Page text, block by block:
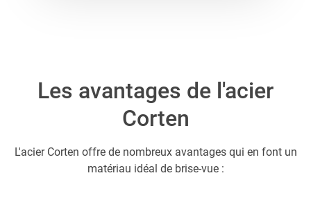
Les avantages de l'acier
Corten
L'acier Corten offre de nombreux avantages qui en font un
matériau idéal de brise-vue :